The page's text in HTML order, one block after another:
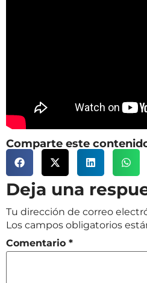
Comparte este
Deja una
Tu dirección de correo
Los campos obligatorios
Comentario *